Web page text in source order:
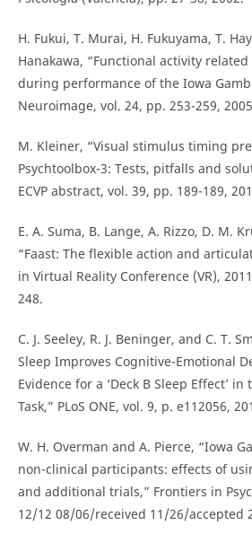
H. Fukui, T. Murai, H. Fukuyama, T.
Hanakawa, “Functional activity
during performance of the Iowa
Neuroimage, vol. 24, pp. 253-259,
M. Kleiner, “Visual stimulus timing
Psychtoolbox-3: Tests, pitfalls and
ECVP abstract, vol. 39, pp. 189-189,
E. A. Suma, B. Lange, A. Rizzo, D. M.
“Faast: The flexible action and
in Virtual Reality Conference (VR),
248.
C. J. Seeley, R. J. Beninger, and C. T.
Sleep Improves Cognitive-Emotional
Evidence for a ‘Deck B Sleep Effect’
Task,” PLoS ONE, vol. 9, p. e112056,
W. H. Overman and A. Pierce, “Iowa
non-clinical participants: effects of
and additional trials,” Frontiers in
12/12 08/06/received 11/26/accepted